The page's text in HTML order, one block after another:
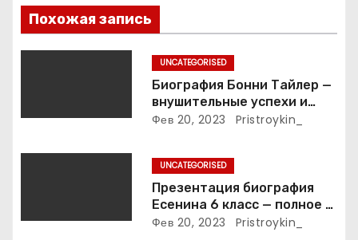
п
о
а
п
с
Похожая запись
UNCATEGORISED
Биография Бонни Тайлер —
внушительные успехи и
интимные подробности
Фев 20, 2023 Pristroykin_
UNCATEGORISED
Презентация биография
Есенина 6 класс — полное и
подробное описание жизни
Фев 20, 2023 Pristroykin_